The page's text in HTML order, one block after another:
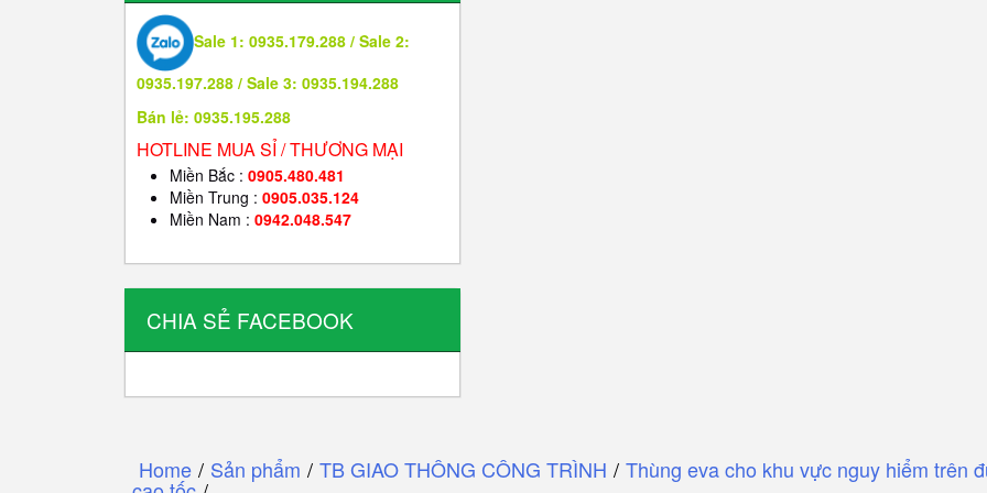
Sale 1: 0935.179.288 / Sale 2:
0935.197.288 / Sale 3: 0935.194.288
Bán lẻ: 0935.195.288
HOTLINE MUA SỈ / THƯƠNG MẠI
Miền Bắc : 0905.480.481
Miền Trung : 0905.035.124
Miền Nam : 0942.048.547
CHIA SẺ FACEBOOK
Home / Sản phẩm / TB GIAO THÔNG CÔNG TRÌNH / Thùng eva cho khu vực nguy hiểm trên